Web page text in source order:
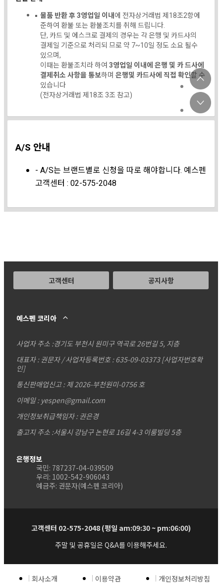
물품 반환 후 3영업일 이내에 전자상거래법 제18조2항에
준하여 환불 또는 환불조치를 취해 드립니다.
단, 카드 및 에스크로 결제의 경우는 각 은행 및 카드사의
결제일 기준으로 처리되 므로 약 7~10일 정도 소요 될수
있으며,
이때는 환불조치라 하여 3영업일 이내에 은행 및 카 드사에
결제취소 사항을 통보하며 은행및 카드사에 직접 확인할 수
있습니다
(전자상거래법 제18조 3조 참고)
A/S 안내
- A/S는 브랜드별로 신청을 따로 해야합니다. 예스펜
고객센터 : 02-575-2048
고객센터 공지사항
예스펜 코리아
사업자 주소 :경기도 부천시 원미구 역곡로 26번길 5, 지층
대표자 : 권문자 / 사업자등록번호 : 635-09-03373[사업자번호확
인]
통신판매업신고 : 제 2026-부천원미-0756 호
이메일 : yespen@gmail.com
개인정보취급책임자 : 권은경
출고지 주소 :서울시 강남구 논현로 16길 4-3 이룸빌딩 5층
은행정보
국민: 787237-04-039509
우리: 1002-542-906043
예금주: 권문자(예스펜 코리아)
고객센터 02-575-2048 (평일 am:09:30 ~ pm:06:00)
주말 및 공휴일은 Q&A를 이용해주세요.
회사소개 이용약관 개인정보처리방침